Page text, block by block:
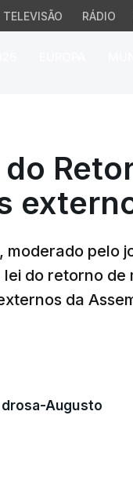
TELEVISÃO RÁDIO
pelo
do retorno de
da
Augusto